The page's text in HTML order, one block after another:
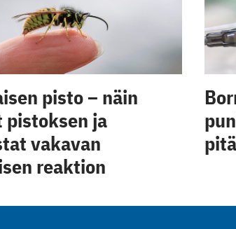
pisto – näin
pistoksen ja
vakavan
reaktion